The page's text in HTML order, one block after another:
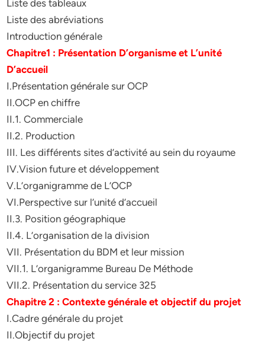
Liste des tableaux
Liste des abréviations
Introduction générale
Chapitre1 : Présentation D’organisme et L’unité
D’accueil
I.Présentation générale sur OCP
II.OCP en chiffre
II.1. Commerciale
II.2. Production
III. Les différents sites d’activité au sein du royaume
IV.Vision future et développement
V.L’organigramme de L’OCP
VI.Perspective sur l’unité d’accueil
II.3. Position géographique
II.4. L’organisation de la division
VII. Présentation du BDM et leur mission
VII.1. L’organigramme Bureau De Méthode
VII.2. Présentation du service 325
Chapitre 2 : Contexte générale et objectif du projet
I.Cadre générale du projet
II.Objectif du projet